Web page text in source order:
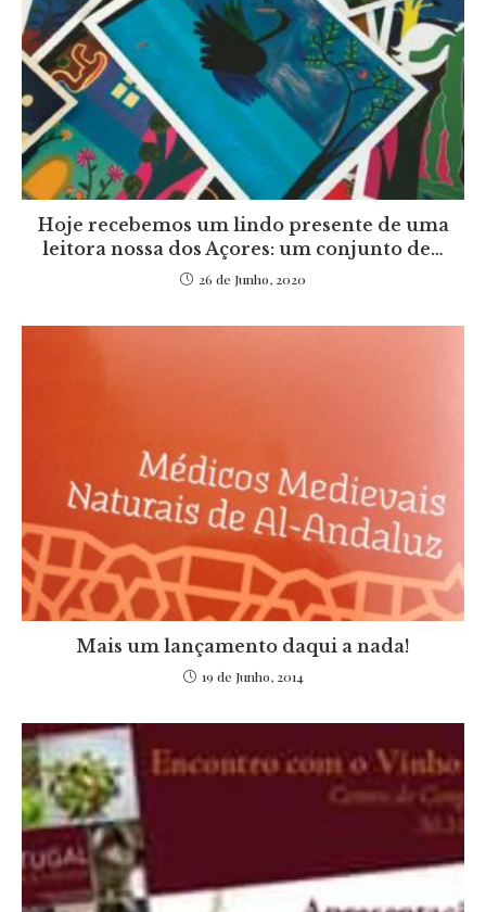
Hoje recebemos um lindo presente de uma
leitora nossa dos Açores: um conjunto de…
26 de Junho, 2020
Mais um lançamento daqui a nada!
19 de Junho, 2014